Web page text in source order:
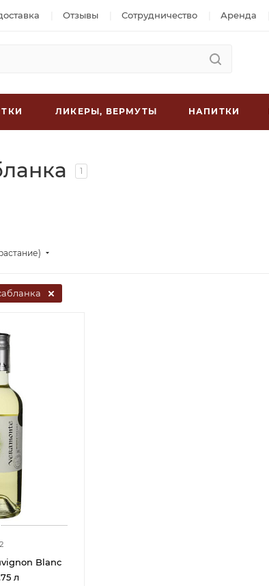
Отзывы Сотрудничество Аренда
ЛИКЕРЫ, ВЕРМУТЫ НАПИТКИ
1
Blanc
л